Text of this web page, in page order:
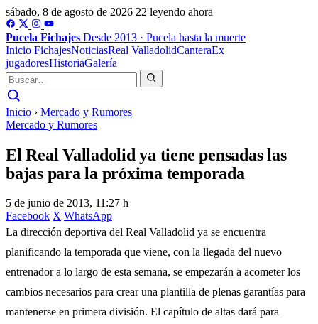
sábado, 8 de agosto de 2026 22 leyendo ahora
Pucela Fichajes Desde 2013 · Pucela hasta la muerte
Inicio FichajesNoticiasReal ValladolidCanteraEx
jugadoresHistoriaGalería
Inicio › Mercado y Rumores
Mercado y Rumores
El Real Valladolid ya tiene pensadas las
bajas para la próxima temporada
5 de junio de 2013, 11:27 h
Facebook X WhatsApp
La dirección deportiva del Real Valladolid ya se encuentra
planificando la temporada que viene, con la llegada del nuevo
entrenador a lo largo de esta semana, se empezarán a acometer los
cambios necesarios para crear una plantilla de plenas garantías para
mantenerse en primera división. El capítulo de altas dará para